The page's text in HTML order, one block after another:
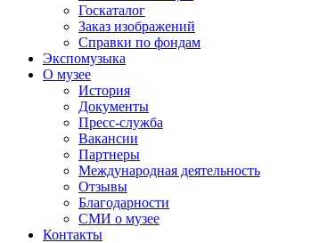
Госкаталог
Заказ изображений
Справки по фондам
Экспомузыка
О музее
История
Документы
Пресс-служба
Вакансии
Партнеры
Международная деятельность
Отзывы
Благодарности
СМИ о музее
Контакты